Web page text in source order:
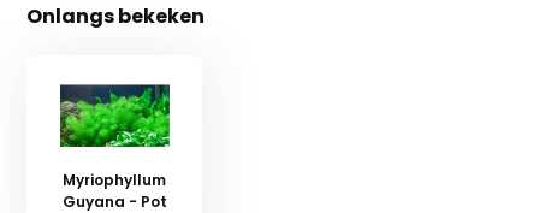
Onlangs bekeken
Myriophyllum
Guyana - Pot